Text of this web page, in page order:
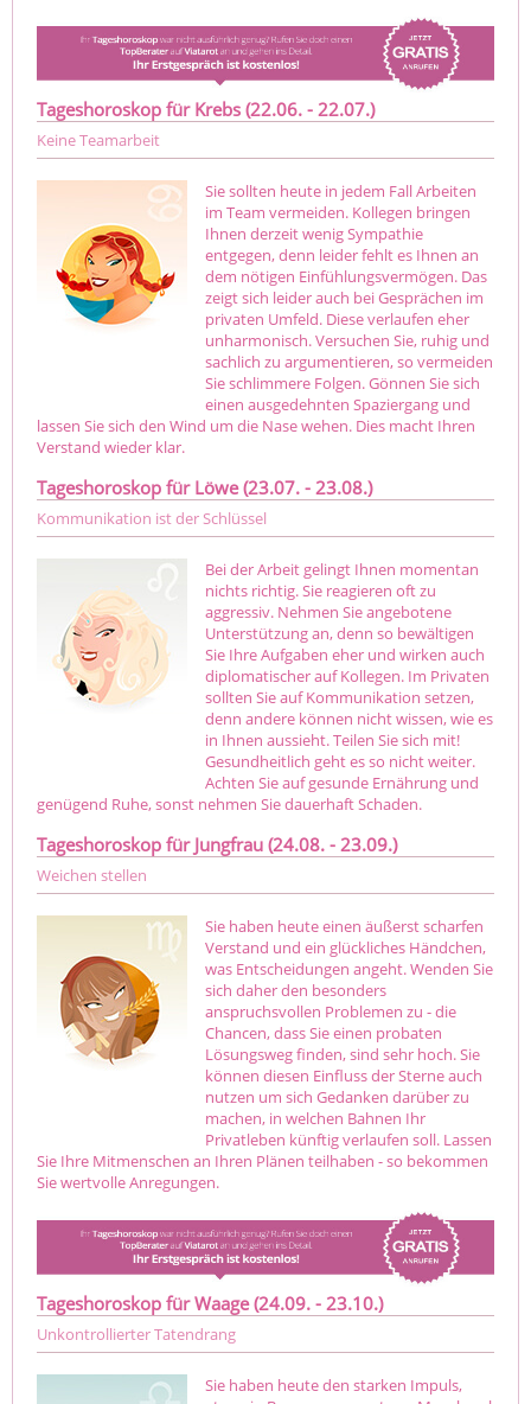
Tageshoroskop für Krebs (22.06. - 22.07.)
Keine Teamarbeit
Sie sollten heute in jedem Fall Arbeiten
im Team vermeiden. Kollegen bringen
Ihnen derzeit wenig Sympathie
entgegen, denn leider fehlt es Ihnen an
dem nötigen Einfühlungsvermögen. Das
zeigt sich leider auch bei Gesprächen im
privaten Umfeld. Diese verlaufen eher
unharmonisch. Versuchen Sie, ruhig und
sachlich zu argumentieren, so vermeiden
Sie schlimmere Folgen. Gönnen Sie sich
einen ausgedehnten Spaziergang und
lassen Sie sich den Wind um die Nase wehen. Dies macht Ihren
Verstand wieder klar.
Tageshoroskop für Löwe (23.07. - 23.08.)
Kommunikation ist der Schlüssel
Bei der Arbeit gelingt Ihnen momentan
nichts richtig. Sie reagieren oft zu
aggressiv. Nehmen Sie angebotene
Unterstützung an, denn so bewältigen
Sie Ihre Aufgaben eher und wirken auch
diplomatischer auf Kollegen. Im Privaten
sollten Sie auf Kommunikation setzen,
denn andere können nicht wissen, wie es
in Ihnen aussieht. Teilen Sie sich mit!
Gesundheitlich geht es so nicht weiter.
Achten Sie auf gesunde Ernährung und
genügend Ruhe, sonst nehmen Sie dauerhaft Schaden.
Tageshoroskop für Jungfrau (24.08. - 23.09.)
Weichen stellen
Sie haben heute einen äußerst scharfen
Verstand und ein glückliches Händchen,
was Entscheidungen angeht. Wenden Sie
sich daher den besonders
anspruchsvollen Problemen zu - die
Chancen, dass Sie einen probaten
Lösungsweg finden, sind sehr hoch. Sie
können diesen Einfluss der Sterne auch
nutzen um sich Gedanken darüber zu
machen, in welchen Bahnen Ihr
Privatleben künftig verlaufen soll. Lassen
Sie Ihre Mitmenschen an Ihren Plänen teilhaben - so bekommen
Sie wertvolle Anregungen.
Tageshoroskop für Waage (24.09. - 23.10.)
Unkontrollierter Tatendrang
Sie haben heute den starken Impuls,